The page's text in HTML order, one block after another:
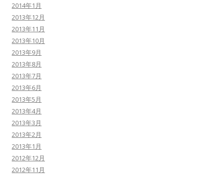
2014年1月
2013年12月
2013年11月
2013年10月
2013年9月
2013年8月
2013年7月
2013年6月
2013年5月
2013年4月
2013年3月
2013年2月
2013年1月
2012年12月
2012年11月